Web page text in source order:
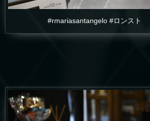
#rmariasantangelo #ロンスト